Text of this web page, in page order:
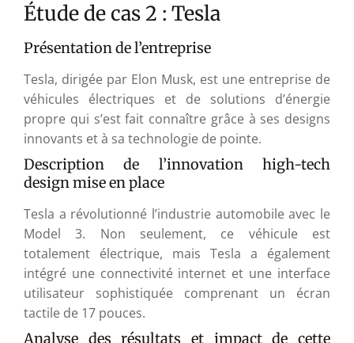
Étude de cas 2 : Tesla
Présentation de l’entreprise
Tesla, dirigée par Elon Musk, est une entreprise de
véhicules électriques et de solutions d’énergie
propre qui s’est fait connaître grâce à ses designs
innovants et à sa technologie de pointe.
Description de l’innovation high-tech
design mise en place
Tesla a révolutionné l’industrie automobile avec le
Model 3. Non seulement, ce véhicule est
totalement électrique, mais Tesla a également
intégré une connectivité internet et une interface
utilisateur sophistiquée comprenant un écran
tactile de 17 pouces.
Analyse des résultats et impact de cette